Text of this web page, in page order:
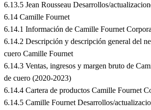
6.13.5 Jean Rousseau Desarrollos/
6.14 Camille Fournet
6.14.1 Información de Camille Fournet
6.14.2 Descripción y descripción general del
cuero Camille Fournet
6.14.3 Ventas, ingresos y margen bruto de
de cuero (2020-2023)
6.14.4 Cartera de productos Camille Fournet
6.14.5 Camille Fournet Desarrollos/